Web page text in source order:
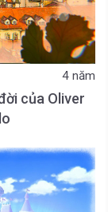
4 năm
của Oliver